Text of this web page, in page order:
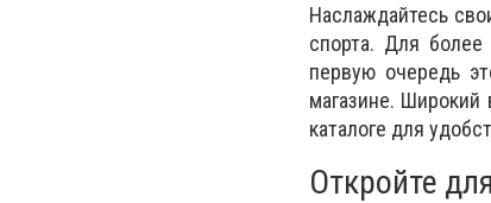
Наслаждайтесь
спорта. Для
первую очередь
магазине. Широкий
каталоге для
Откройте